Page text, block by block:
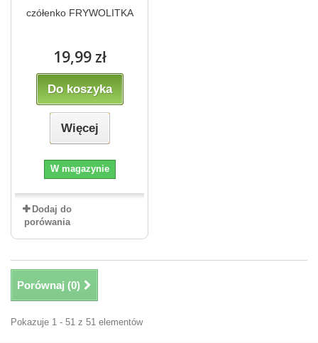
czółenko FRYWOLITKA
19,99 zł
Do koszyka
Więcej
W magazynie
Dodaj do
porówania
Porównaj (0)
Pokazuje 1 - 51 z 51 elementów